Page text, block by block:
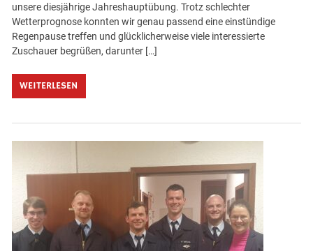
unsere diesjährige Jahreshauptübung. Trotz schlechter
Wetterprognose konnten wir genau passend eine einstündige
Regenpause treffen und glücklicherweise viele interessierte
Zuschauer begrüßen, darunter […]
WEITERLESEN